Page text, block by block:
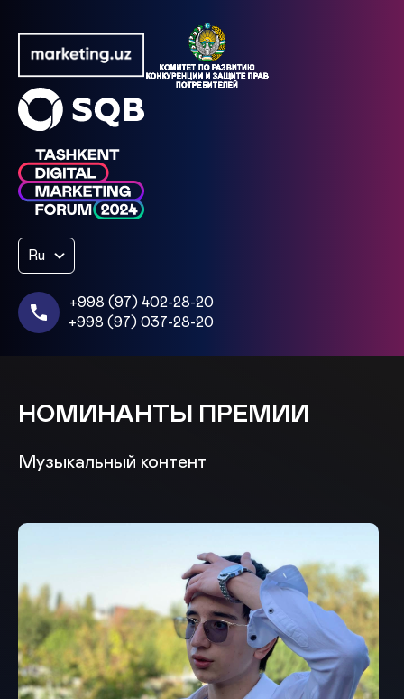
Ru
+998 (97) 402-28-20
+998 (97) 037-28-20
НОМИНАНТЫ ПРЕМИИ
Музыкальный контент